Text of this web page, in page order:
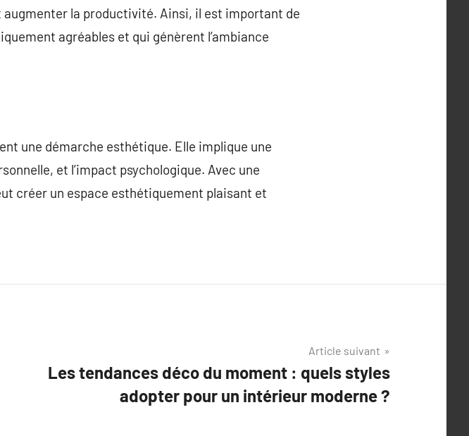
la productivité. Ainsi, il est important de
agréables et qui génèrent l’ambiance
une démarche esthétique. Elle implique une
et l’impact psychologique. Avec une
créer un espace esthétiquement plaisant et
Article suivant
Les tendances déco du moment : quels styles
adopter pour un intérieur moderne ?